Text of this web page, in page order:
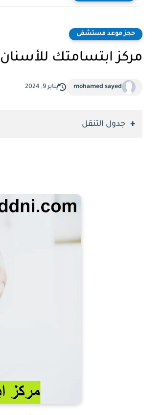
حجز موعد مستشفى
مركز ابتسامتك للأسنان
mohamed sayed يناير 9, 2024
جدول التنقل